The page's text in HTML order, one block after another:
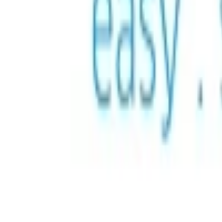
Thẻ quà tặng — Đảo Giáng